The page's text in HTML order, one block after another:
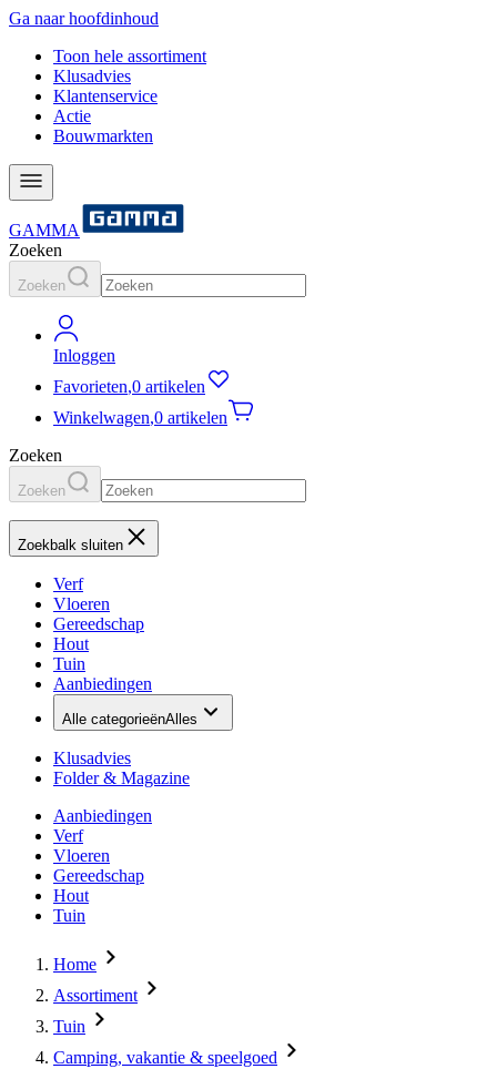
Ga naar hoofdinhoud
Toon hele assortiment
Klusadvies
Klantenservice
Actie
Bouwmarkten
GAMMA
Zoeken
Zoeken
Inloggen
Favorieten,0 artikelen
Winkelwagen,0 artikelen
Zoeken
Zoeken
Zoekbalk sluiten
Verf
Vloeren
Gereedschap
Hout
Tuin
Aanbiedingen
Alle categorieënAlles
Klusadvies
Folder & Magazine
Aanbiedingen
Verf
Vloeren
Gereedschap
Hout
Tuin
Home
Assortiment
Tuin
Camping, vakantie & speelgoed